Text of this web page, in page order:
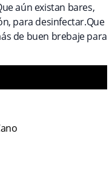
aún existan bares,
para desinfectar.Que
de buen brebaje para